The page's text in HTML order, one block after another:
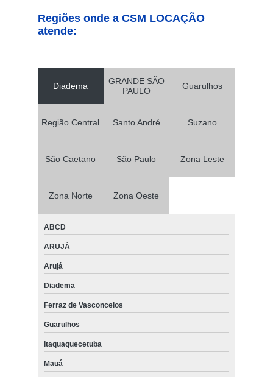
Regiões onde a CSM LOCAÇÃO
atende:
Diadema
GRANDE SÃO
PAULO
Guarulhos
Região Central Santo André Suzano
São Caetano São Paulo Zona Leste
Zona Norte Zona Oeste
ABCD
ARUJÁ
Arujá
Diadema
Ferraz de Vasconcelos
Guarulhos
Itaquaquecetuba
Mauá